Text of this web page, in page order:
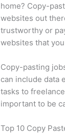
home? Copy-
websites out
trustworthy or
websites that
Copy-pasting
can include data
tasks to
important to be
Top 10 Copy